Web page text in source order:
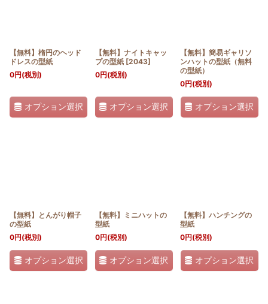
【無料】楕円のヘッド
ドレスの型紙
0円(税別)
オプション選択
【無料】ナイトキャッ
プの型紙 [2043]
0円(税別)
オプション選択
【無料】簡易ギャリソ
ンハットの型紙（無料
の型紙）
0円(税別)
オプション選択
【無料】とんがり帽子
の型紙
0円(税別)
オプション選択
【無料】ミニハットの
型紙
0円(税別)
オプション選択
【無料】ハンチングの
型紙
0円(税別)
オプション選択